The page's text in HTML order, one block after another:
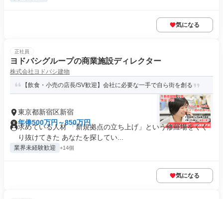
気になる
正社員
ヨドバシグループの商業施設ディレクター
株式会社ヨドバシ建物
【飲食・小売の店長/SV歓迎】会社に必要な一手で自ら街を創る
東京都新宿区新宿
年俸500万円～850万円
求めている人材 「新規拠点の立ち上げ」という修羅場をくぐ
り抜けてきた あなたを探してい...
業界未経験歓迎 +14個
気になる